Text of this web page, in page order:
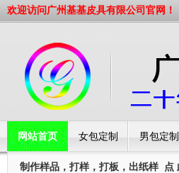
欢迎访问广州基基皮具有限公司官网！
网站首页 女包定制 男包定制
工厂简介
制作样品，打样，打板，出纸样 点